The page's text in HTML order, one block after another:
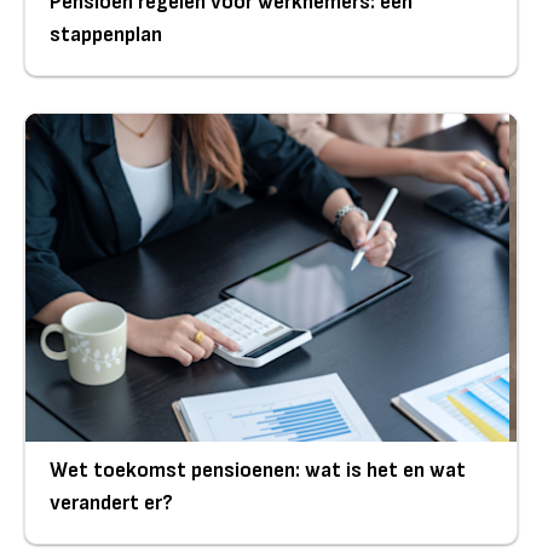
stappenplan
Wet toekomst pensioenen: wat is het en wat
verandert er?